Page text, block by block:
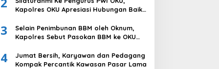
Ogan Komering Ulu
Kapolres OKU Apresiasi Hubungan Baik
3
Selain Penimbunan BBM oleh Oknum,
Kapolres Sebut Pasokan BBM ke OKU
Bungkam
4
Jumat Bersih, Karyawan dan Pedagang
Kompak Percantik Kawasan Pasar Lama